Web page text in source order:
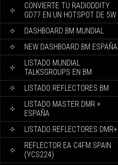
CONVIERTE TU RADIODDITY
GD77 EN UN HOTSPOT DE 5W
DASHBOARD BM MUNDIAL
NEW DASHBOARD BM ESPAÑA
LISTADO MUNDIAL
TALKSGROUPS EN BM
LISTADO REFLECTORES BM
LISTADO MASTER DMR +
ESPAÑA
LISTADO REFLECTORES DMR+
REFLECTOR EA C4FM SPAIN
(YCS224)